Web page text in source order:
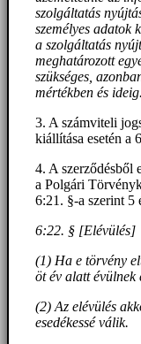
szolgáltatás
személyes adatok
a szolgáltatás
meghatározott
szükséges,
mértékben és ideig.
3. A számviteli
kiállítása esetén a
4. A szerződésből
a Polgári
6:21. §-a szerint 5
6:22. § [Elévülés]
(1) Ha e törvény
öt év alatt évülnek
(2) Az elévülés
esedékessé válik.